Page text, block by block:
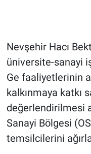
Nevşehir Hacı
üniversite-sanayi
Ge faaliyetlerinin
kalkınmaya katkı
değerlendirilmesi
Sanayi Bölgesi
temsilcilerini
Kayseri
Niğde
Aksaray
Kırşehir